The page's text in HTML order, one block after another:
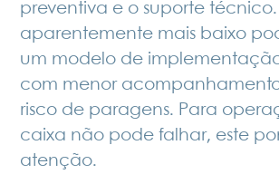
preventiva e o suporte
aparentemente mais baixo
um modelo de
com menor
risco de paragens. Para
caixa não pode falhar, este
atenção.